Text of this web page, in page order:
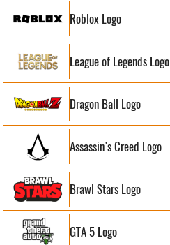
Roblox Logo
League of Legends Logo
Dragon Ball Logo
Assassin’s Creed Logo
Brawl Stars Logo
GTA 5 Logo